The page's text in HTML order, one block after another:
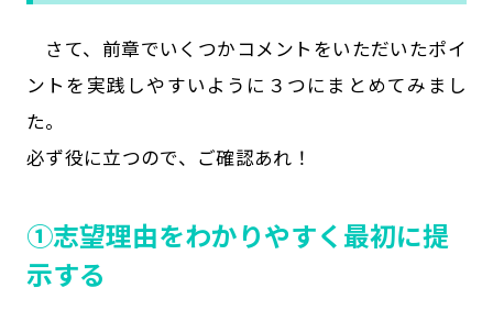
さて、前章でいくつかコメントをいただいたポイ
ントを実践しやすいように３つにまとめてみまし
た。
必ず役に立つので、ご確認あれ！
➀志望理由をわかりやすく最初に提
示する